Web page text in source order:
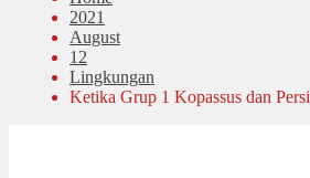
2021
August
12
Lingkungan
Ketika Grup 1 Kopassus dan